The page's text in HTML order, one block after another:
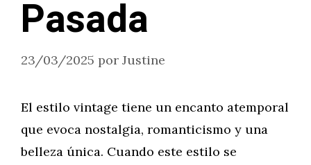
Pasada
23/03/2025 por Justine
El estilo vintage tiene un encanto atemporal
que evoca nostalgia, romanticismo y una
belleza única. Cuando este estilo se